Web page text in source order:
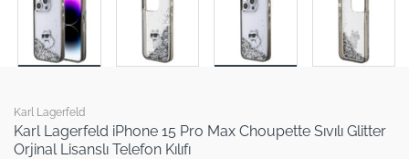
Karl Lagerfeld
Karl Lagerfeld iPhone 15 Pro Max Choupette Sıvılı Glitter
Orjinal Lisanslı Telefon Kılıfı